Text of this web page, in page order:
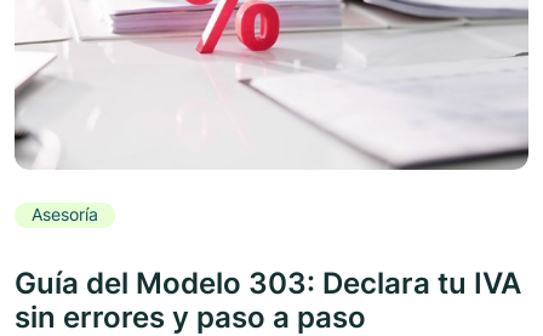
Asesoría
Guía del Modelo 303: Declara tu IVA
sin errores y paso a paso